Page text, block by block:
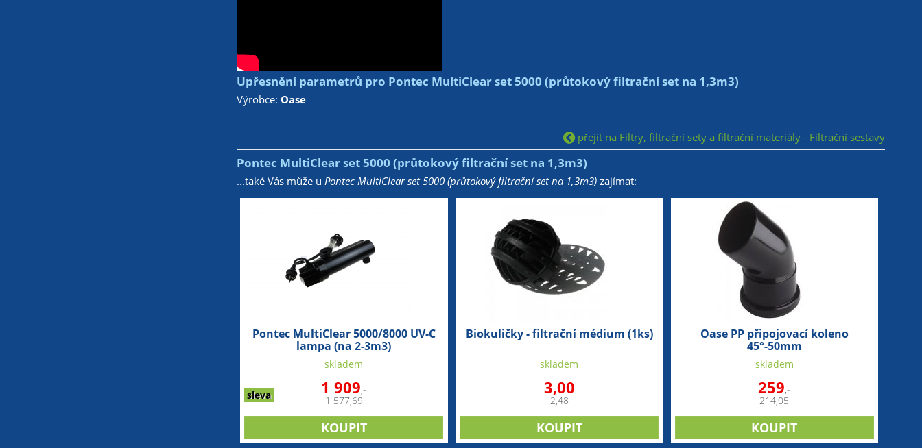
Upřesnění parametrů pro Pontec MultiClear set 5000 (průtokový filtrační set na 1,3m3)
Výrobce: Oase
přejít na Filtry, filtrační sety a filtrační materiály - Filtrační sestavy
Pontec MultiClear set 5000 (průtokový filtrační set na 1,3m3)
...také Vás může u Pontec MultiClear set 5000 (průtokový filtrační set na 1,3m3)zajímat:
Pontec MultiClear 5000/8000 UV-C
lampa (na 2-3m3)
sleva
skladem
1 909,-
1 577,69
Biokuličky - filtrační médium (1ks)
skladem
3,00
2,48
Oase PP připojovací koleno
45°-50mm
skladem
259,-
214,05